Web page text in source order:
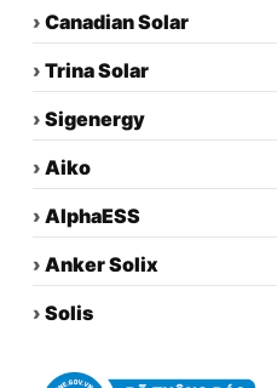
› Canadian Solar
› Trina Solar
› Sigenergy
› Aiko
› AlphaESS
› Anker Solix
› Solis